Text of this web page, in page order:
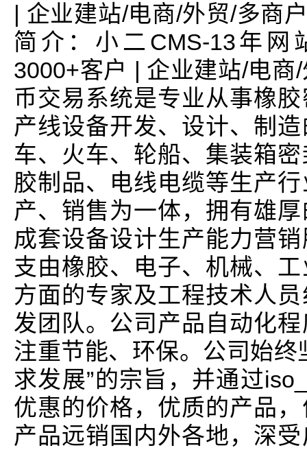
| 企业建站/电商/外贸/多商
简介：小二CMS-13年
3000+客户 | 企业建站/电
币交易系统是专业从事橡
产线设备开发、设计、制
车、火车、轮船、集装箱
胶制品、电线电缆等生产
产、销售为一体，拥有雄
成套设备设计生产能力营
支由橡胶、电子、机械、
方面的专家及工程技术人
发团队。公司产品自动化
注重节能、环保。公司始终
求发展”的宗旨，并通过
优惠的价格，优质的产品
产品远销国内外各地，深